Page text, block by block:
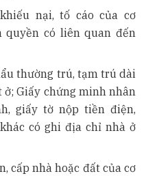
nại, tố cáo của cơ
quyền có liên quan đến
thường trú, tạm trú dài
Giấy chứng minh nhân
giấy tờ nộp tiền điện,
có ghi địa chỉ nhà ở
cấp nhà hoặc đất của cơ